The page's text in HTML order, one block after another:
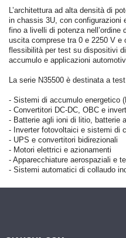
L’architettura ad alta densità di
in chassis 3U, con configurazioni
fino a livelli di potenza nell’ordine
uscita comprese tra 0 e 2250 V e
flessibilità per test su dispositivi
accumulo e applicazioni
La serie N35500 è destinata a
- Sistemi di accumulo energetico
- Convertitori DC-DC, OBC e
- Batterie agli ioni di litio, batterie
- Inverter fotovoltaici e sistemi di
- UPS e convertitori bidirezionali
- Motori elettrici e azionamenti
- Apparecchiature aerospaziali e
- Sistemi automatici di collaudo